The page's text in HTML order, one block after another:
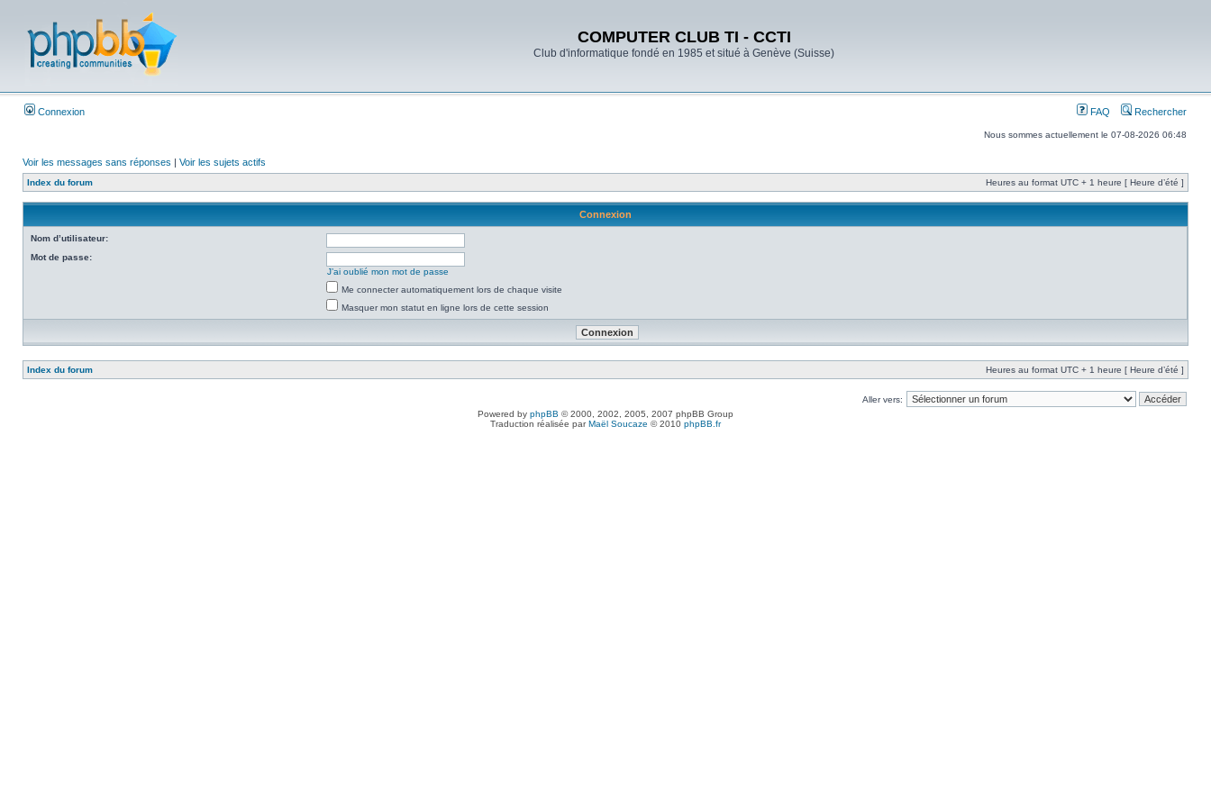
COMPUTER CLUB TI - CCTI
Club d'informatique fondé en 1985 et situé à Genève (Suisse)
Connexion FAQ Rechercher
Nous sommes actuellement le 07-08-2026 06:48
Voir les messages sans réponses | Voir les sujets actifs
Index du forum Heures au format UTC + 1 heure [ Heure d’été ]
Connexion
Nom d’utilisateur:
Mot de passe:
J’ai oublié mon mot de passe
Me connecter automatiquement lors de chaque visite
Masquer mon statut en ligne lors de cette session
Index du forum Heures au format UTC + 1 heure [ Heure d’été ]
Aller vers:
Powered by phpBB © 2000, 2002, 2005, 2007 phpBB Group
Traduction réalisée parMaël Soucaze © 2010 phpBB.fr